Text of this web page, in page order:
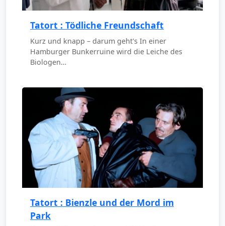
Tatort : Tödliche Freundschaft
Kurz und knapp – darum geht's In einer
Hamburger Bunkerruine wird die Leiche des
Biologen…
Tatort : Bienzle und der Mord im
Park